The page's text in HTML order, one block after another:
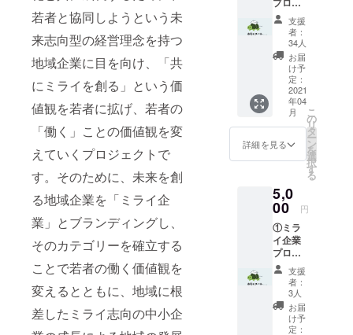
若者と協同しようという未
来志向型の経営理念を持つ
地域企業に目を向け、「共
にミライを創る」という価
値観を若者に拡げ、若者の
「働く」ことの価値観を変
えていくプロジェクトで
す。そのために、未来を創
る地域企業を「ミライ企
業」とブランディングし、
そのカテゴリーを確立する
ことで若者の働く価値観を
変えるとともに、地域に根
差したミライ志向の中小企
企業訪問や
学生同士に
よる様々な
テーマで
トークセッ
ションなど
を行ってい
ます。SNS
などを通じ
て、これま
告を行って
いますので
是非とも立
ち寄ってみ
てくださ
い。
ジェク
ト学生
チーム
から お
礼の
メッ
セージ
(メール)
②来場
した子
供たち
の感想
（スラ
ショー
） ③ミ
ライ企
業図鑑
（１
冊）
支援
者：
34人
お届
け予
定：
2021
年04
月
詳細を見る
こ
の
リ
タ
ー
ン
を
選
択
す
る
5,0
00 円
①ミラ
イ企業
プロ
ジェク
ト学生
チーム
から
お礼の
メッ
支援
者：
3人
お届
け予
定：